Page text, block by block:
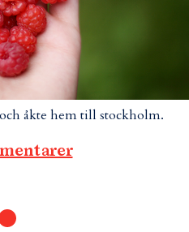
åkte hem till stockholm.